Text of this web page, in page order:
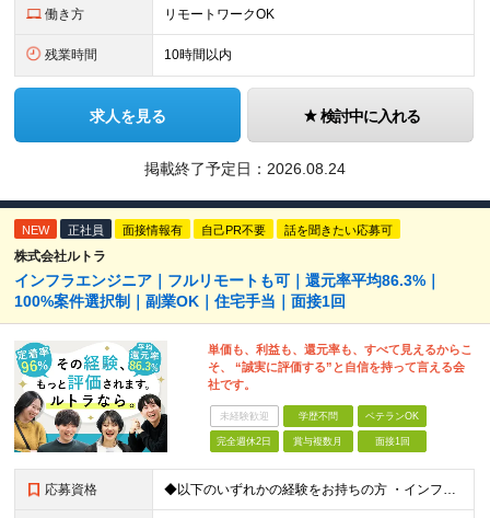
働き方 リモートワークOK
残業時間 10時間以内
求人を見る 検討中に入れる
掲載終了予定日： 2026.08.24
NEW 正社員 面接情報有 自己PR不要 話を聞きたい応募可
株式会社ルトラ
インフラエンジニア｜フルリモートも可｜還元率平均86.3%｜
100%案件選択制｜副業OK｜住宅手当｜面接1回
単価も、利益も、還元率も、すべて見えるからこ
そ、 “誠実に評価する”と自信を持って言える会
社です。
未経験歓迎 学歴不問 ベテランOK
完全週休2日 賞与複数月 面接1回
応募資格 ◆以下のいずれかの経験をお持ちの方 ・インフラ設計・構築の実務経験（オンプレ/クラウドどちらもOK） ・クラウド環境下での運用保守に関する実務経験 ◆学歴不問 ＜こんな方は特に歓迎します＞ ◎これま